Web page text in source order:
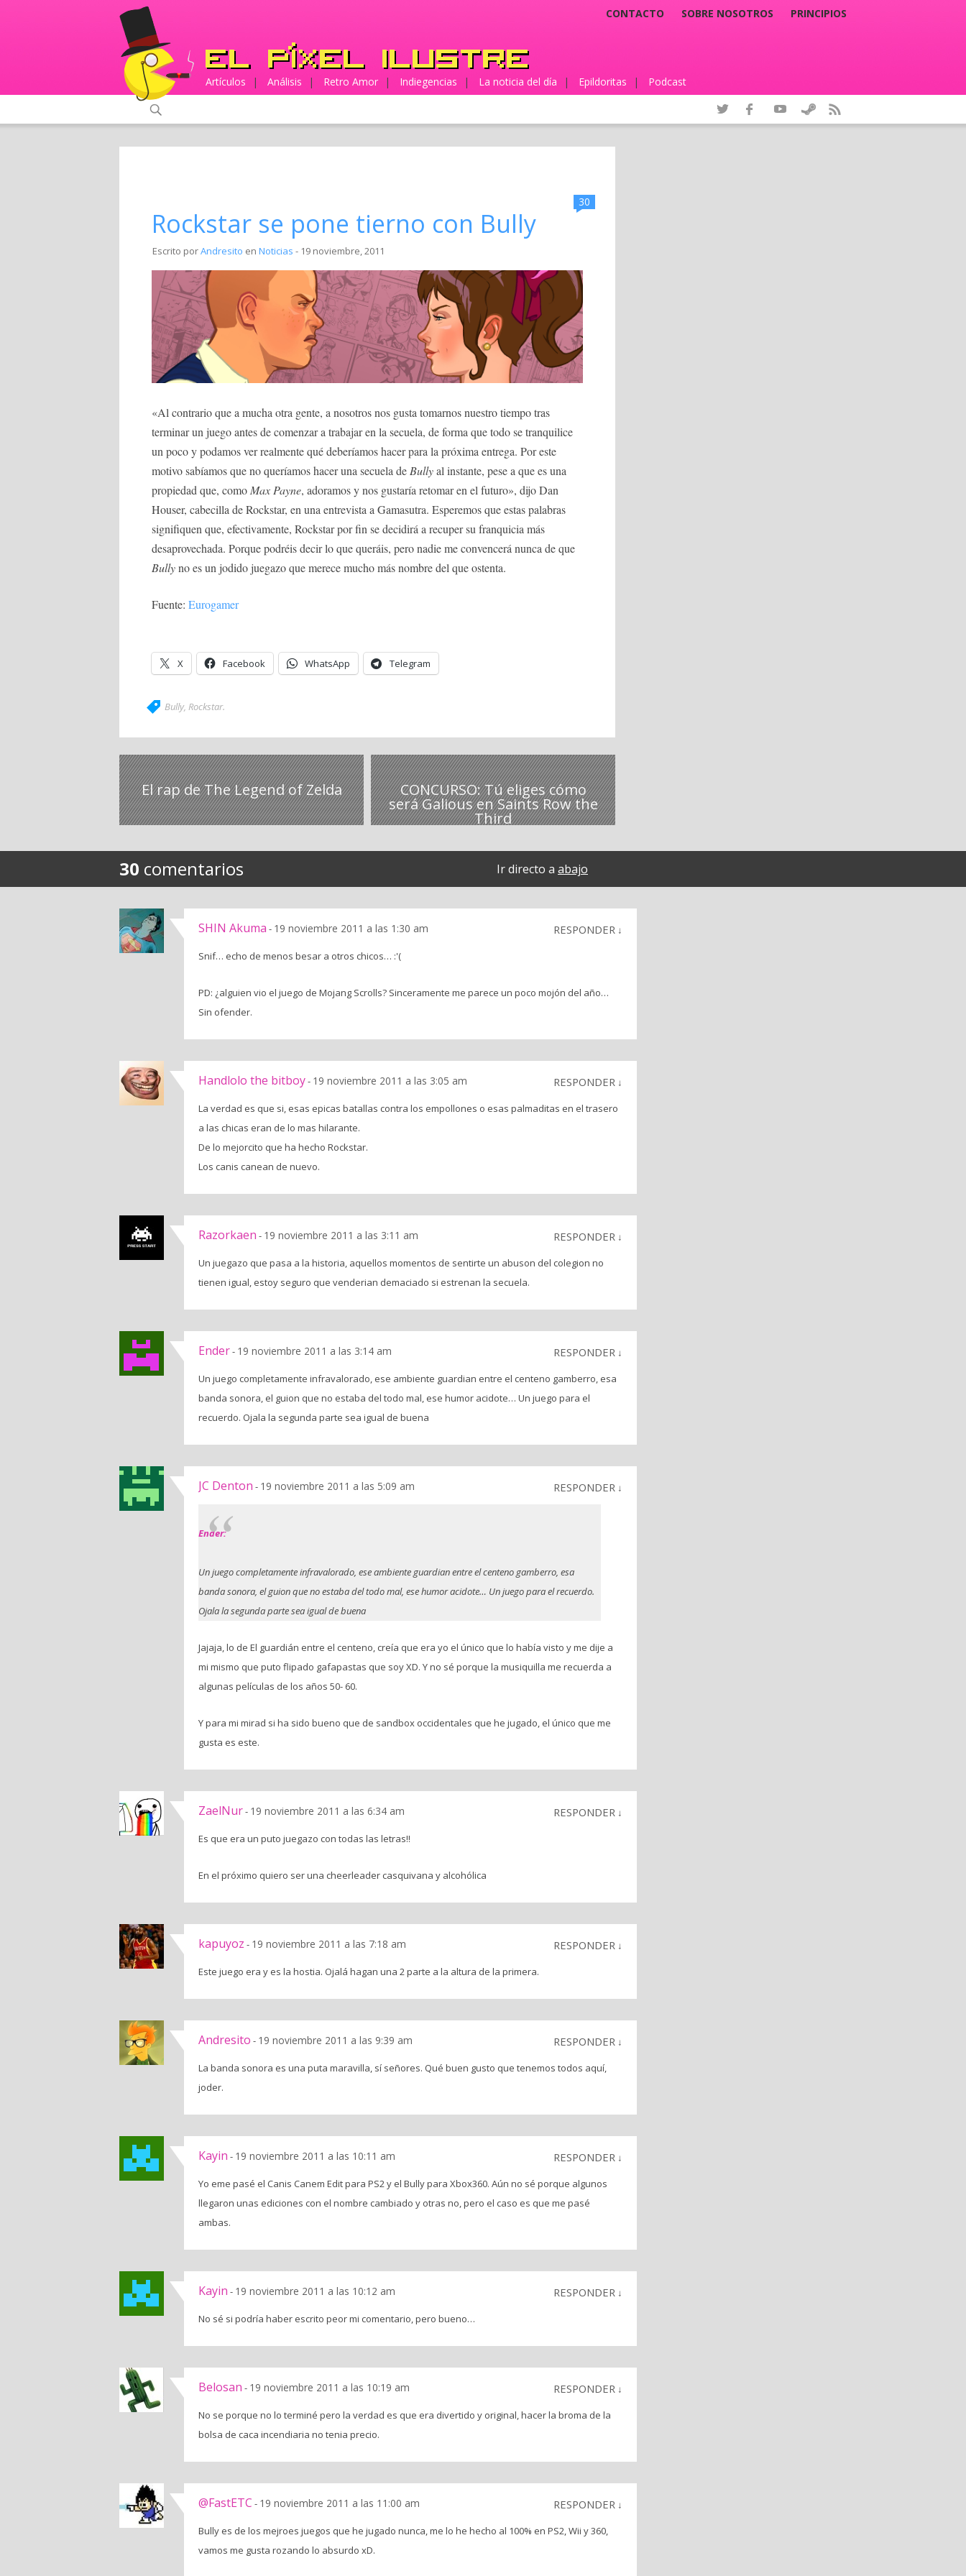
CONTACTO SOBRE NOSOTROS PRINCIPIOS
Artículos | Análisis | Retro Amor | Indiegencias | La noticia del día | Epildoritas | Podcast
30
Rockstar se pone tierno con Bully
Escrito porAndresito en Noticias - 19 noviembre, 2011
«Al contrario que a mucha otra gente, a nosotros nos gusta tomarnos nuestro tiempo tras
terminar un juego antes de comenzar a trabajar en la secuela, de forma que todo se tranquilice
un poco y podamos ver realmente qué deberíamos hacer para la próxima entrega. Por este
motivo sabíamos que no queríamos hacer una secuela de Bullyal instante, pese a que es una
propiedad que, como Max Payne, adoramos y nos gustaría retomar en el futuro», dijo Dan
Houser, cabecilla de Rockstar, en una entrevista a Gamasutra. Esperemos que estas palabras
signifiquen que, efectivamente, Rockstar por fin se decidirá a recuper su franquicia más
desaprovechada. Porque podréis decir lo que queráis, pero nadie me convencerá nunca de que
Bullyno es un jodido juegazo que merece mucho más nombre del que ostenta.
Fuente: Eurogamer
X Facebook WhatsApp Telegram
Bully, Rockstar.
El rap de The Legend of Zelda CONCURSO: Tú eliges cómo
será Galious en Saints Row the
Third
30 comentarios Ir directo a abajo
SHIN Akuma - 19 noviembre 2011 a las 1:30 am RESPONDER ↓
Snif… echo de menos besar a otros chicos… :'(
PD: ¿alguien vio el juego de Mojang Scrolls? Sinceramente me parece un poco mojón del año…
Sin ofender.
Handlolo the bitboy- 19 noviembre 2011 a las 3:05 am RESPONDER ↓
La verdad es que si, esas epicas batallas contra los empollones o esas palmaditas en el trasero
a las chicas eran de lo mas hilarante.
De lo mejorcito que ha hecho Rockstar.
Los canis canean de nuevo.
Razorkaen - 19 noviembre 2011 a las 3:11 am RESPONDER ↓
Un juegazo que pasa a la historia, aquellos momentos de sentirte un abuson del colegion no
tienen igual, estoy seguro que venderian demaciado si estrenan la secuela.
Ender- 19 noviembre 2011 a las 3:14 am RESPONDER ↓
Un juego completamente infravalorado, ese ambiente guardian entre el centeno gamberro, esa
banda sonora, el guion que no estaba del todo mal, ese humor acidote… Un juego para el
recuerdo. Ojala la segunda parte sea igual de buena
JC Denton - 19 noviembre 2011 a las 5:09 am RESPONDER ↓
Ender:
Un juego completamente infravalorado, ese ambiente guardian entre el centeno gamberro, esa
banda sonora, el guion que no estaba del todo mal, ese humor acidote… Un juego para el recuerdo.
Ojala la segunda parte sea igual de buena
Jajaja, lo de El guardián entre el centeno, creía que era yo el único que lo había visto y me dije a
mi mismo que puto flipado gafapastas que soy XD. Y no sé porque la musiquilla me recuerda a
algunas películas de los años 50- 60.
Y para mi mirad si ha sido bueno que de sandbox occidentales que he jugado, el único que me
gusta es este.
ZaelNur- 19 noviembre 2011 a las 6:34 am RESPONDER ↓
Es que era un puto juegazo con todas las letras!!
En el próximo quiero ser una cheerleader casquivana y alcohólica
kapuyoz - 19 noviembre 2011 a las 7:18 am RESPONDER ↓
Este juego era y es la hostia. Ojalá hagan una 2 parte a la altura de la primera.
Andresito - 19 noviembre 2011 a las 9:39 am RESPONDER ↓
La banda sonora es una puta maravilla, sí señores. Qué buen gusto que tenemos todos aquí,
joder.
Kayin - 19 noviembre 2011 a las 10:11 am RESPONDER ↓
Yo eme pasé el Canis Canem Edit para PS2 y el Bully para Xbox360. Aún no sé porque algunos
llegaron unas ediciones con el nombre cambiado y otras no, pero el caso es que me pasé
ambas.
Kayin - 19 noviembre 2011 a las 10:12 am RESPONDER ↓
No sé si podría haber escrito peor mi comentario, pero bueno…
Belosan - 19 noviembre 2011 a las 10:19 am RESPONDER ↓
No se porque no lo terminé pero la verdad es que era divertido y original, hacer la broma de la
bolsa de caca incendiaria no tenia precio.
@FastETC - 19 noviembre 2011 a las 11:00 am RESPONDER ↓
Bully es de los mejroes juegos que he jugado nunca, me lo he hecho al 100% en PS2, Wii y 360,
vamos me gusta rozando lo absurdo xD.